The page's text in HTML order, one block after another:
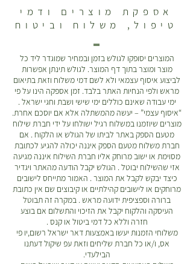
אספקת מוצרים ודמי
טיפול, משלוח וביטוח
המוצרים יסופקו לגולש בזמן ובמחיר שמוגדר ליד כל
מוצר ומוצר בתוך דף המוצר. לגולש תינתן אפשרות
לביצוע איסוף עצמאי ולא לשם דמי משלוח וזאת בתיאום
מראש ולפי הנחיות האתר בלבד. זמן אספקה הינו על פי
ימי עבודה שאינם כוללים ימי שישי ושבת וחגי ישראל .
“איסוף עצמי” – יעשה מהמשתלה אלא אם יוסכם אחרת.
מוצרים שיוזמנו במשלוח רגיל ישולחו על ידי חברת שילוח
מטעם הספק באתר לביתו של הגולש או הלקוח . אם
חברת משלוח מטעם הספק איננה יכולה להגיע לכתובת
מסוימת או ישוב מרוחק אליו חברת השילוח איננה מגיעה
אזי שהשילוח יבוטל . הגולש יקבל הודעה מהאתר ויגדיר
כיצד יבקש לקבל את המוצר . האמור מתייחס לישובים
מרוחקים או לישובים קהילתיים או קיבוצים שם אין כתובת
ברורה וספציפית ידועה מראש . במקרה זה תבוטל
העיסקה והלקוח יקבל את הזיכוי והתשלום אם בוצע
חזרה וללא כל דמי ביטול או קנס .
משלוחי הזמנות יעשו באמצעות דאר ישראל רשום,יו פי
אס, ו/או כל חברת שליחים וזאת עפ שיקול דעתנו
הבילעדי.